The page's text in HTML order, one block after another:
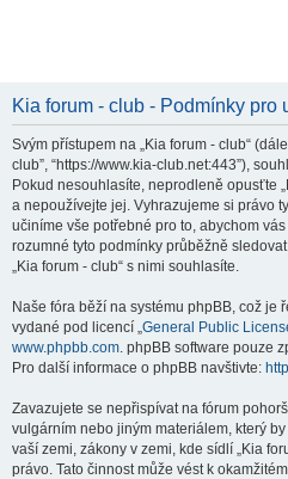
Kia forum - club - Podmínky pro
Svým přístupem na „Kia forum - club“ (dále
club”, “https://www.kia-club.net:443”),
Pokud nesouhlasíte, neprodleně opusťte
a nepoužívejte jej. Vyhrazujeme si právo
učiníme vše potřebné pro to, abychom
rozumné tyto podmínky průběžně
„Kia forum - club“ s nimi souhlasíte.
Naše fóra běží na systému phpBB, což je
vydané pod licencí „General Public
www.phpbb.com. phpBB software pouze
Pro další informace o phpBB navštivte:
Zavazujete se nepřispívat na fórum
vulgárním nebo jiným materiálem, který
vaší zemi, zákony v zemi, kde sídlí „Kia
právo. Tato činnost může vést k